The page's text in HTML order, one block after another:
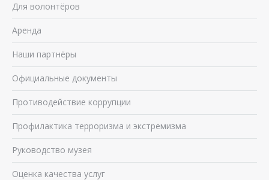
Для волонтёров
Аренда
Наши партнёры
Официальные документы
Противодействие коррупции
Профилактика терроризма и экстремизма
Руководство музея
Оценка качества услуг